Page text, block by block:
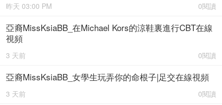
0閱讀
昨天 03:00 PM
亞裔MissKsiaBB_在Michael Kors的涼鞋裏進行CBT在線
視頻
0閱讀
3 天前
亞裔MissKsiaBB_女學生玩弄你的命根子|足交在線視頻
0閱讀
3 天前